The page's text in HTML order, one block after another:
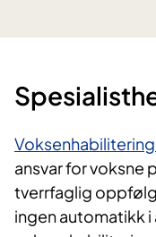
ansvar for voksne
tverrfaglig
ingen automatikk